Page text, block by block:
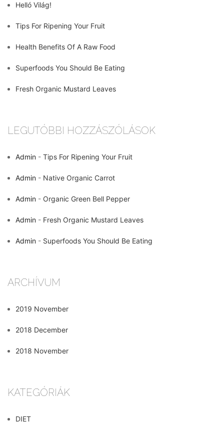
Helló Világ!
Tips For Ripening Your Fruit
Health Benefits Of A Raw Food
Superfoods You Should Be Eating
Fresh Organic Mustard Leaves
LEGUTÓBBI HOZZÁSZÓLÁSOK
Admin - Tips For Ripening Your Fruit
Admin - Native Organic Carrot
Admin - Organic Green Bell Pepper
Admin - Fresh Organic Mustard Leaves
Admin - Superfoods You Should Be Eating
ARCHÍVUM
2019 November
2018 December
2018 November
KATEGÓRIÁK
DIET